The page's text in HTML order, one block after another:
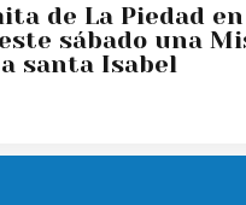
de La Piedad
sábado una
santa Isabel